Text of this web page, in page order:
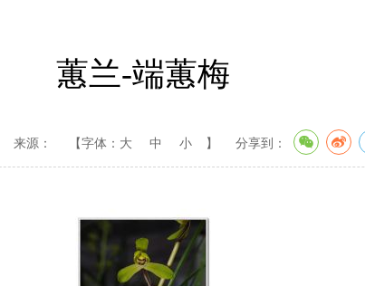
蕙兰-端蕙梅
来源： 【字体： 大 中 小 】 分享到：